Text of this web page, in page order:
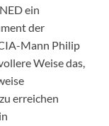
ein
der
Mann Philip
Weise das,
erreichen